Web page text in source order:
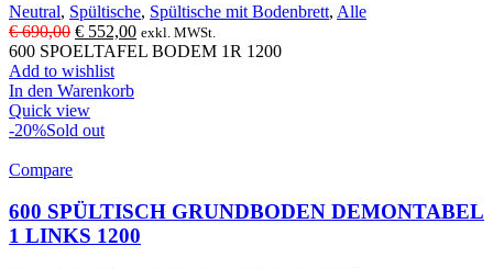
Neutral, Spültische, Spültische mit Bodenbrett, Alle
€690,00 Ursprünglicher
Preis
war:
€ 690,00
€ 552,00Aktueller
Preis
exkl. MWSt.
600 SPOELTAFEL BODEM 1R 1200
Add to wishlist
In den Warenkorb
Quick view
-20%Sold out
Compare
600 SPÜLTISCH GRUNDBODEN DEMONTABEL
1 LINKS 1200